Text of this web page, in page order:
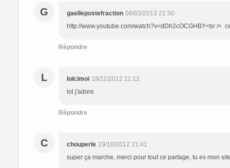
G gaellepostefraction 08/03/2013 21:50
http://www.youtube.com/watch?v=dDh2cOCGHBY<br />
Répondre
L lolcimoi 18/11/2012 11:12
lol j'adore
Répondre
C chouperle 19/10/2012 21:41
super ça marche, merci pour tout ce partage, tu es mon